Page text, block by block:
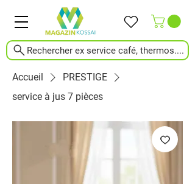
Rechercher ex service café, thermos....
Accueil
PRESTIGE
service à jus 7 pièces